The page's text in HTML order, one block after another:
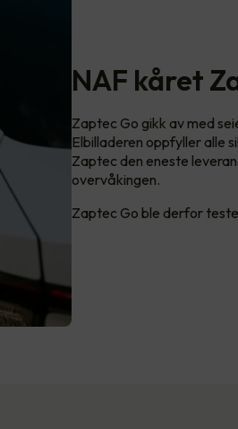
NAF kåret
Zaptec Go gikk av med
Elbilladeren oppfyller alle
Zaptec den eneste
overvåkingen.
Zaptec Go ble derfor